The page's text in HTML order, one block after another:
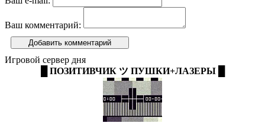
Ваш комментарий:
Добавить комментарий
Игровой сервер дня
█ ПОЗИТИВЧИК ツ ПУШКИ+ЛАЗЕРЫ █